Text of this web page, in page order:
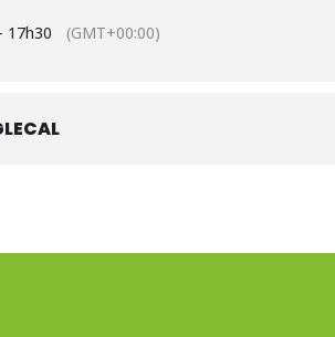
17h30 (GMT+00:00)